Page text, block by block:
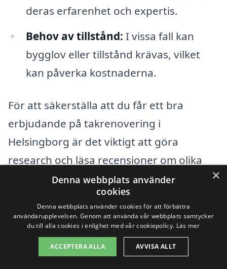
deras erfarenhet och expertis.
Behov av tillstånd: I vissa fall kan
bygglov eller tillstånd krävas, vilket
kan påverka kostnaderna.
För att säkerställa att du får ett bra
erbjudande på takrenovering i
Helsingborg är det viktigt att göra
research och läsa recensioner om olika
företag. Våra tjänster på takrenovering-
pris.se gör det enkelt att hitta pålitliga
takläggare och få anpassade
offertförslag. Med rätt information och
förberedelse kan du göra en informerad
×
Denna webbplats använder
cookies
Denna webbplats använder cookies för att förbättra
användarupplevelsen. Genom att använda vår webbplats samtycker
du till alla cookies i enlighet med vår cookiepolicy. Läs mer
ACCEPTERA ALLA AVVISA ALLT